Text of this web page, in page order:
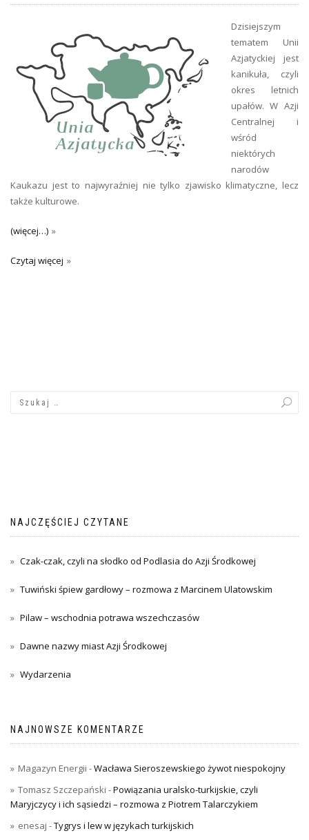
Dzisiejszym
tematem Unii
Azjatyckiej jest
kanikuła, czyli
okres letnich
upałów. W Azji
Centralnej i
wśród
niektórych
narodów
Kaukazu jest to najwyraźniej nie tylko zjawisko klimatyczne, lecz
także kulturowe.
(więcej…)
Czytaj więcej
NAJCZĘŚCIEJ CZYTANE
Czak-czak, czyli na słodko od Podlasia do Azji Środkowej
Tuwiński śpiew gardłowy – rozmowa z Marcinem Ulatowskim
Pilaw – wschodnia potrawa wszechczasów
Dawne nazwy miast Azji Środkowej
Wydarzenia
NAJNOWSZE KOMENTARZE
Magazyn Energii -Wacława Sieroszewskiego żywot niespokojny
Tomasz Szczepański -Powiązania uralsko-turkijskie, czyli
Maryjczycy i ich sąsiedzi – rozmowa z Piotrem Talarczykiem
enesaj -Tygrys i lew w językach turkijskich